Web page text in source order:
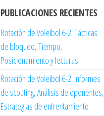
PUBLICACIONES RECIENTES
Rotación de Voleibol 6-2: Tácticas
de bloqueo, Tiempo,
Posicionamiento y lecturas
Rotación de Voleibol 6-2: Informes
de scouting, Análisis de oponentes,
Estrategias de enfrentamiento